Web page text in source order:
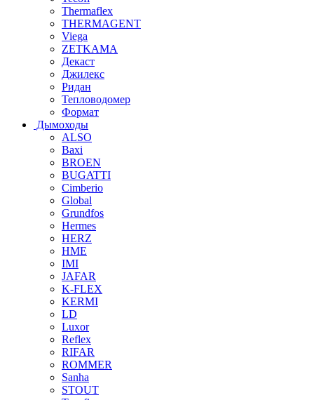
Thermaflex
THERMAGENT
Viega
ZETKAMA
Декаст
Джилекс
Ридан
Тепловодомер
Формат
Дымоходы
ALSO
Baxi
BROEN
BUGATTI
Cimberio
Global
Grundfos
Hermes
HERZ
HME
IMI
JAFAR
K-FLEX
KERMI
LD
Luxor
Reflex
RIFAR
ROMMER
Sanha
STOUT